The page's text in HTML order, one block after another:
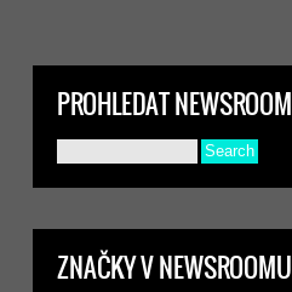
PROHLEDAT NEWSROOM
ZNAČKY V NEWSROOMU